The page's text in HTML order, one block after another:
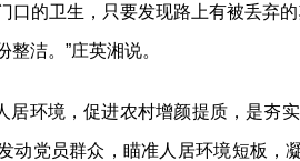
口的卫生，只要发现路上有被丢弃
整洁。”庄英湘说。
居环境，促进农村增颜提质，是夯
动党员群众，瞄准人居环境短板，